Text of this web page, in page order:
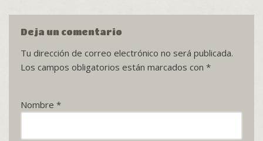
Deja un comentario
Tu dirección de correo electrónico no será publicada.
Los campos obligatorios están marcados con *
Nombre *